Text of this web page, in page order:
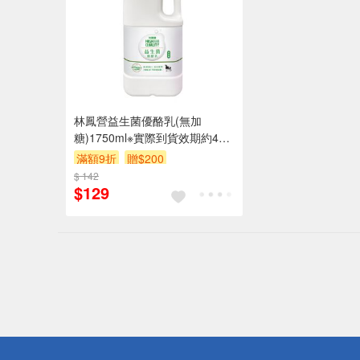
林鳳營益生菌優酪乳(無加
糖)1750ml※實際到貨效期約4天
以上
滿額9折 贈$200
$ 142
$129
詐騙網頁！